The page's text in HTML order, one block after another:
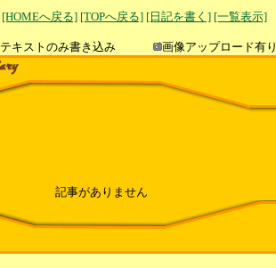
[HOMEへ戻る] [TOPへ戻る] [日記を書く] [一覧表示]
テキストのみ書き込み
画像アップロード有り
記事がありません